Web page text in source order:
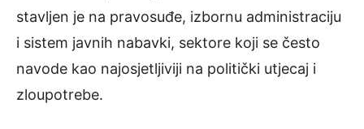
stavljen je na pravosuđe, izbornu administraciju
i sistem javnih nabavki, sektore koji se često
navode kao najosjetljiviji na politički utjecaj i
zloupotrebe.